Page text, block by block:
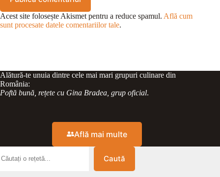
Acest site folosește Akismet pentru a reduce spamul. Află cum
sunt procesate datele comentariilor tale.
Alătură-te unuia dintre cele mai mari grupuri culinare din
România:
Poftă bună, rețete cu Gina Bradea, grup oficial.
Află mai multe
Caută